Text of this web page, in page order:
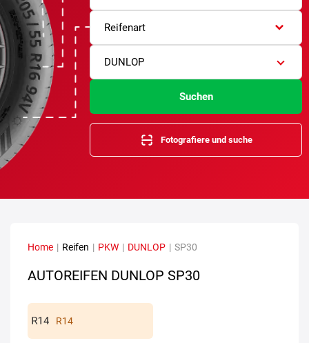
Reifenart
DUNLOP
Suchen
Fotografiere und suche
Home | Reifen | PKW | DUNLOP | SP30
AUTOREIFEN DUNLOP SP30
R14